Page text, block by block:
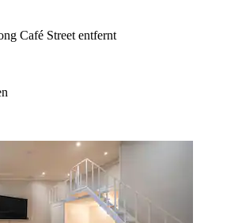
Café Street entfernt